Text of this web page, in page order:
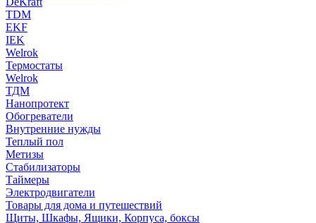
TDM
EKF
IEK
Welrok
Термостаты
Welrok
ТДМ
Нанопротект
Обогреватели
Внутренние нужды
Теплый пол
Метизы
Стабилизаторы
Таймеры
Электродвигатели
Товары для дома и путешествий
Щиты, Шкафы, Ящики, Корпуса, боксы